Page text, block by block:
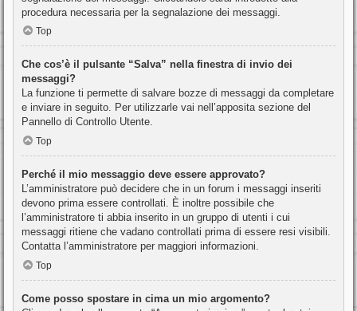
procedura necessaria per la segnalazione dei messaggi.
Top
Che cos’è il pulsante “Salva” nella finestra di invio dei
messaggi?
La funzione ti permette di salvare bozze di messaggi da completare
e inviare in seguito. Per utilizzarle vai nell’apposita sezione del
Pannello di Controllo Utente.
Top
Perché il mio messaggio deve essere approvato?
L’amministratore può decidere che in un forum i messaggi inseriti
devono prima essere controllati. È inoltre possibile che
l’amministratore ti abbia inserito in un gruppo di utenti i cui
messaggi ritiene che vadano controllati prima di essere resi visibili.
Contatta l’amministratore per maggiori informazioni.
Top
Come posso spostare in cima un mio argomento?